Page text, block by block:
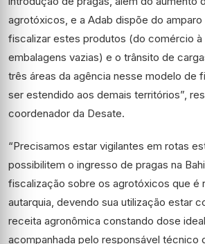
agrotóxicos, e a Adab dispõe do amparo
fiscalizar estes produtos (do comércio à
embalagens vazias) e o trânsito de
três áreas da agência nesse modelo de
ser estendido aos demais territórios”,
coordenador da Desate.
“Precisamos estar vigilantes em rotas
possibilitem o ingresso de pragas na
fiscalização sobre os agrotóxicos que é
autarquia, devendo sua utilização estar
receita agronômica constando dose
acompanhada pelo responsável técnico